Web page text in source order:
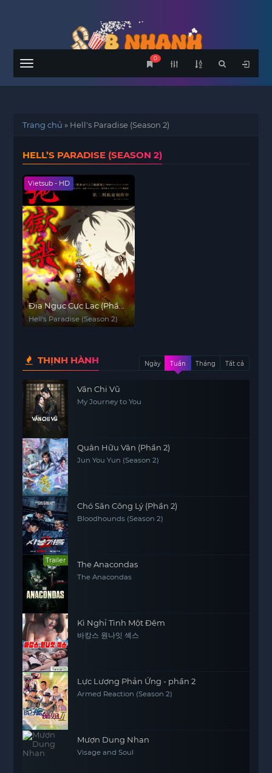
Menu
0
Trang chủ » Hell's Paradise (Season 2)
HELL’S PARADISE (SEASON 2)
Vietsub - HD
Địa Ngục Cực Lạc (Phần
2)
Hell's Paradise (Season 2)
THỊNH HÀNH Ngày Tuần Tháng Tất cả
Vân Chi Vũ
My Journey to You
Quân Hữu Vân (Phần 2)
Jun You Yun (Season 2)
Chó Săn Công Lý (Phần 2)
Bloodhounds (Season 2)
Trailer The Anacondas
The Anacondas
Kì Nghỉ Tình Một Đêm
바캉스 원나잇 섹스
Lực Lượng Phản Ứng - phần 2
Armed Reaction (Season 2)
Mượn Dung Nhan
Visage and Soul